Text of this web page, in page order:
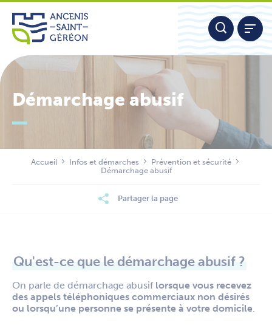
Aller
contenu
Nous contacter
Démarchage abusif
Accueil Infos et démarches
Prévention et sécurité
Démarchage abusif
Partager la page
Qu'est-ce que le démarchage abusif ?
On parle de démarchage abusif lorsque vous recevez
des appels téléphoniques commerciaux non désirés
ou lorsqu’une personne se présente à votre domicile.
Panneau de gestion des cookies